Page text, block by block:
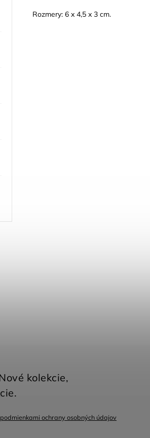
Rozmery: 6 x 4,5 x 3 cm.
podmienkami ochrany osobných údajov